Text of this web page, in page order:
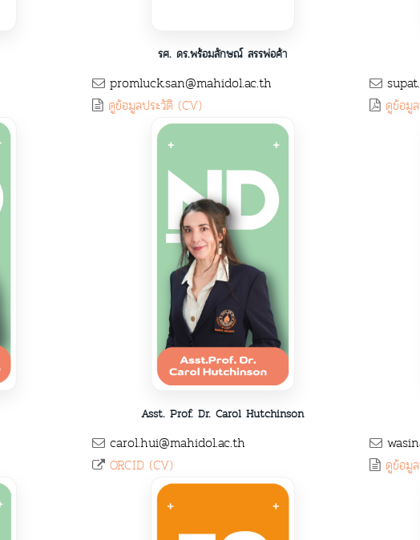
รศ. ดร.พร้อมลักษณ์ สรรพ่อค้า
promluck.san@mahidol.ac.th
ดูข้อมูลประวัติ (CV)
ดูข้อมู
Asst. Prof. Dr. Carol Hutchinson
carol.hui@mahidol.ac.th
ORCID (CV)
ดูข้อมู